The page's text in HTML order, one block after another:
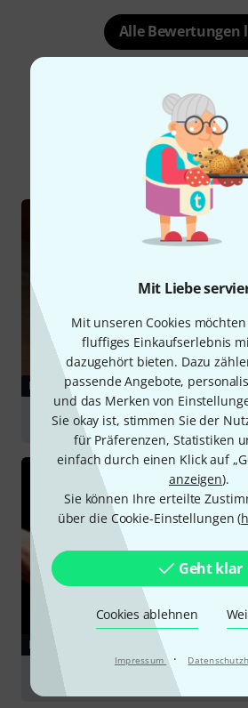
Mit Liebe
Mit unseren Cookies
fluffiges Einkaufserlebnis
dazugehört bieten. Dazu
passende Angebote,
und das Merken von
Sie okay ist, stimmen Sie der
für Präferenzen, Statistiken
einfach durch einen Klick auf
anzeigen).
Sie können Ihre erteilte
über die Cookie-Einstellungen (
Geht klar
Cookies ablehnen
Impressum ·
Alle Bewertungen
Schon
Alle
RATGEBER
Percussioninstrumente
RATGEBER